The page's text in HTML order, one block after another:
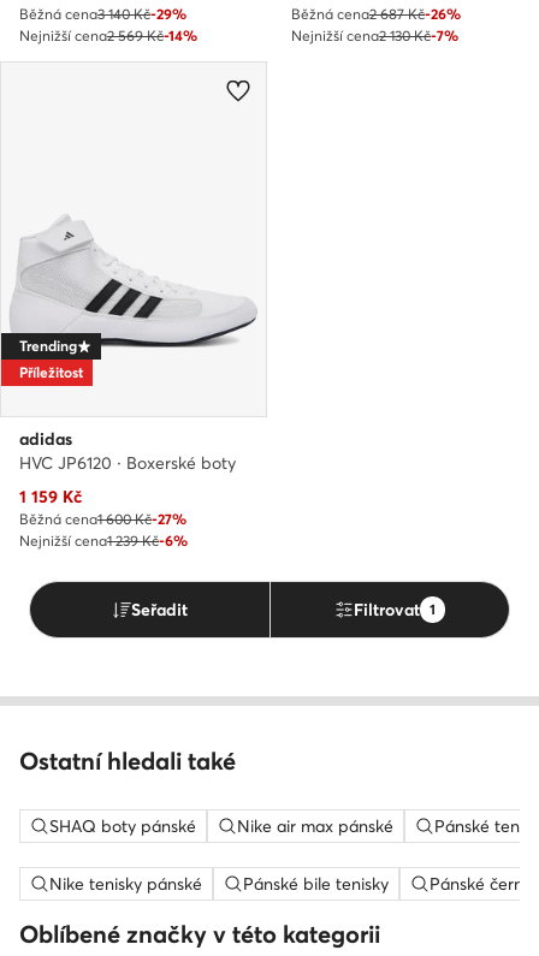
Běžná cena3 140 Kč-29%
Nejnižší cena2 569 Kč-14%
Běžná cena2 687 Kč-26%
Nejnižší cena2 130 Kč-7%
Trending
Příležitost
adidas
HVC JP6120 · Boxerské boty
Aktuální cena
1 159 Kč
Běžná cena1 600 Kč-27%
Nejnižší cena1 239 Kč-6%
Seřadit Filtrovat 1
Ostatní hledali také
SHAQ boty pánské Nike air max pánské Pánské
Nike tenisky pánské Pánské bile tenisky Pánské černé
Oblíbené značky v této kategorii